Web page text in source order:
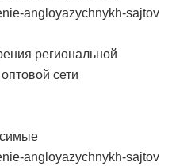
angloyazychnykh-sajtov
региональной
сети
angloyazychnykh-sajtov